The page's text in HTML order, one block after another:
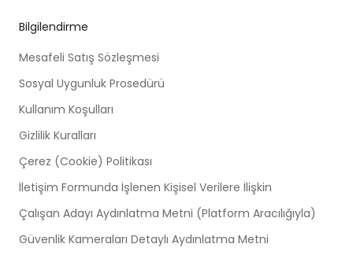
Bilgilendirme
Mesafeli Satış Sözleşmesi
Sosyal Uygunluk Prosedürü
Kullanım Koşulları
Gizlilik Kuralları
Çerez (Cookie) Politikası
İletişim Formunda İşlenen Kişisel Verilere İlişkin
Çalışan Adayı Aydınlatma Metni (Platform Aracılığıyla)
Güvenlik Kameraları Detaylı Aydınlatma Metni